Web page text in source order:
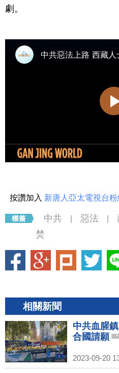
劇。
按讚加入 新唐人亞太電視台粉
中共 惡法
焚
相關新聞
中共血腥
合國請願
2023-09-20